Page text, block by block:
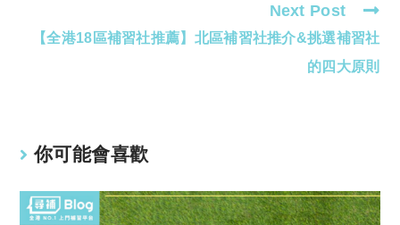
Next Post
【全港18區補習社推薦】北區補習社推介&挑選補習社
的四大原則
你可能會喜歡